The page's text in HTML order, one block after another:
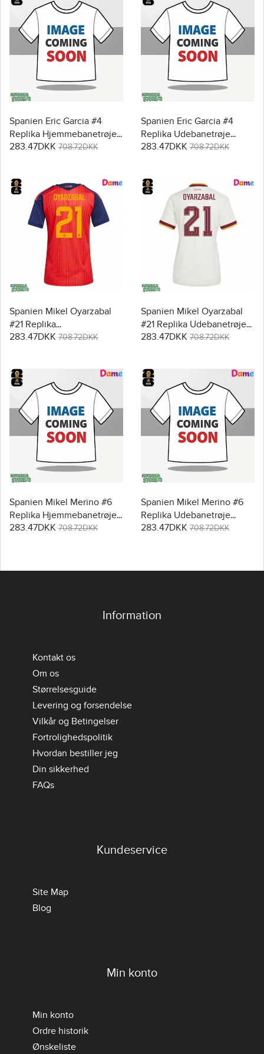
Spanien Eric Garcia #4
Replika Hjemmebanetrøje
Dame VM 2026 Kortærmet
283.47DKK 708.72DKK
Spanien Eric Garcia #4
Replika Udebanetrøje
Dame VM 2026 Kortærmet
283.47DKK 708.72DKK
Spanien Mikel Oyarzabal
#21 Replika
Hjemmebanetrøje Dame
283.47DKK 708.72DKK
Spanien Mikel Oyarzabal
#21 Replika Udebanetrøje
Dame VM 2026 Kortærmet
283.47DKK 708.72DKK
Spanien Mikel Merino #6
Replika Hjemmebanetrøje
Dame VM 2026 Kortærmet
283.47DKK 708.72DKK
Spanien Mikel Merino #6
Replika Udebanetrøje
Dame VM 2026 Kortærmet
283.47DKK 708.72DKK
Information
Kontakt os
Om os
Størrelsesguide
Levering og forsendelse
Vilkår og Betingelser
Fortrolighedspolitik
Hvordan bestiller jeg
Din sikkerhed
FAQs
Kundeservice
Site Map
Blog
Min konto
Min konto
Ordre historik
Ønskeliste